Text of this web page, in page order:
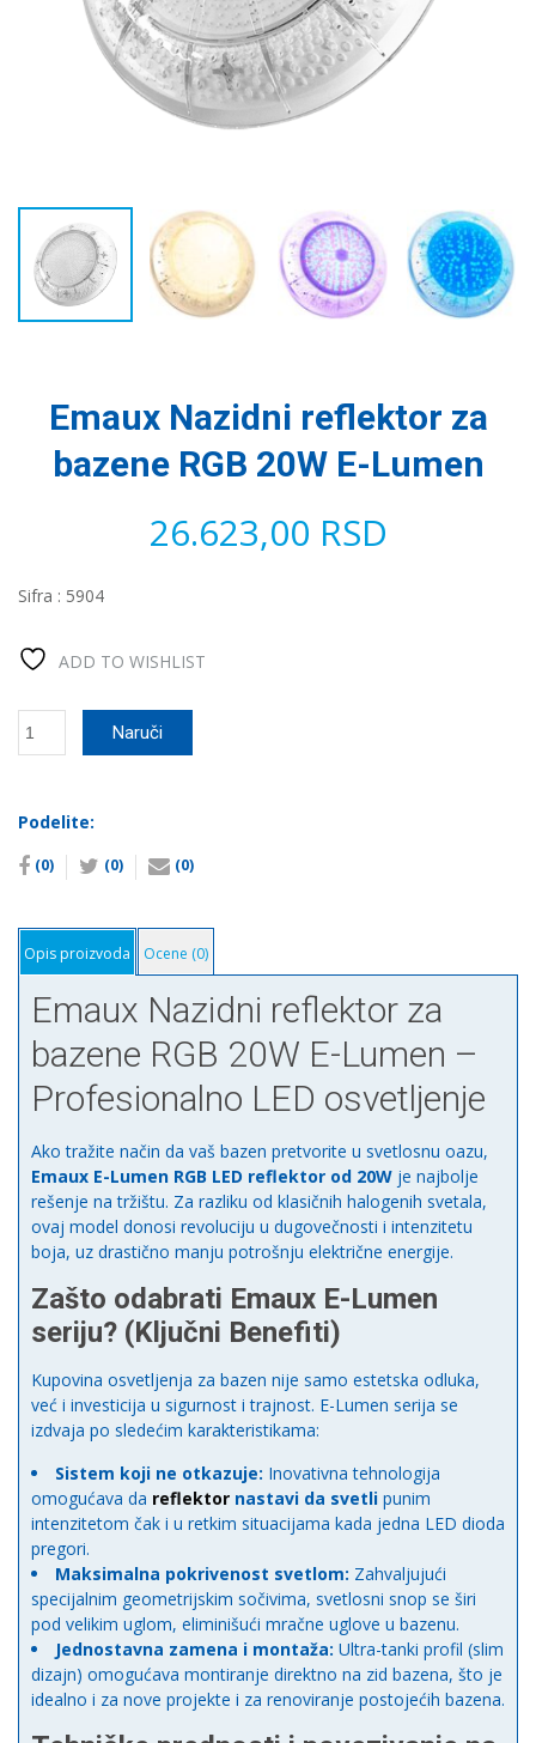
Emaux Nazidni reflektor za
bazene RGB 20W E-Lumen
26.623,00 RSD
Sifra : 5904
ADD TO WISHLIST
Nazidni
bazene
20W
количина
Naruči
Podelite:
(0) (0) (0)
Opis proizvoda Ocene (0)
Emaux Nazidni reflektor za
bazene RGB 20W E-Lumen –
Profesionalno LED osvetljenje
Ako tražite način da vaš bazen pretvorite u svetlosnu oazu,
Emaux E-Lumen RGB LED reflektor od 20W je najbolje
rešenje na tržištu. Za razliku od klasičnih halogenih svetala,
ovaj model donosi revoluciju u dugovečnosti i intenzitetu
boja, uz drastično manju potrošnju električne energije.
Zašto odabrati Emaux E-Lumen
seriju? (Ključni Benefiti)
Kupovina osvetljenja za bazen nije samo estetska odluka,
već i investicija u sigurnost i trajnost. E-Lumen serija se
izdvaja po sledećim karakteristikama:
Sistem koji ne otkazuje: Inovativna tehnologija
omogućava da reflektor nastavi da svetli punim
intenzitetom čak i u retkim situacijama kada jedna LED dioda
pregori.
Maksimalna pokrivenost svetlom: Zahvaljujući
specijalnim geometrijskim sočivima, svetlosni snop se širi
pod velikim uglom, eliminišući mračne uglove u bazenu.
Jednostavna zamena i montaža: Ultra-tanki profil (slim
dizajn) omogućava montiranje direktno na zid bazena, što je
idealno i za nove projekte i za renoviranje postojećih bazena.